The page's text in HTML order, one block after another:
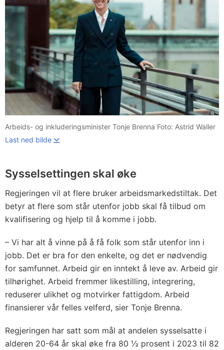
Arbeids- og inkluderingsminister Tonje Brenna Foto: Astrid Waller
Last ned bilde
Sysselsettingen skal øke
Regjeringen vil at flere bruker arbeidsmarkedstiltak. Det
betyr at flere som står utenfor jobb skal få tilbud om
kvalifisering og hjelp til å komme i jobb.
– Vi har alt å vinne på å få folk som står utenfor inn i
jobb. Det er bra for den enkelte, og det er nødvendig
for samfunnet. Arbeid gir en inntekt å leve av. Arbeid gir
tilhørighet. Arbeid fremmer likestilling, integrering,
reduserer ulikhet og motvirker fattigdom. Arbeid
finansierer vår felles velferd, sier Tonje Brenna.
Regjeringen har satt som mål at andelen sysselsatte i
alderen 20-64 år skal øke fra 80 ½ prosent i 2023 til 82